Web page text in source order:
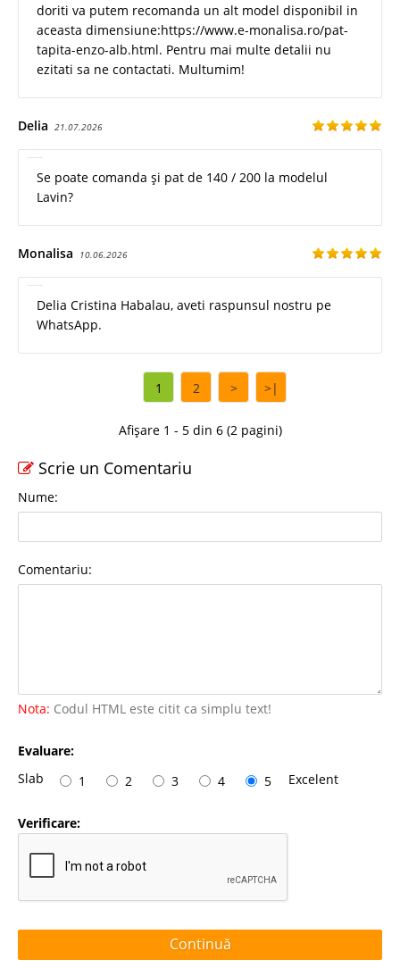
doriti va putem recomanda un alt model disponibil in
aceasta dimensiune:https://www.e-monalisa.ro/pat-
tapita-enzo-alb.html. Pentru mai multe detalii nu
ezitati sa ne contactati. Multumim!
Delia 21.07.2026
Se poate comanda și pat de 140 / 200 la modelul
Lavin?
Monalisa 10.06.2026
Delia Cristina Habalau, aveti raspunsul nostru pe
WhatsApp.
1 2 > >|
Afișare 1 - 5 din 6 (2 pagini)
Scrie un Comentariu
Nume:
Comentariu:
Nota: Codul HTML este citit ca simplu text!
Evaluare:
Slab
1 2 3 4 5 Excelent
Verificare:
Continuă